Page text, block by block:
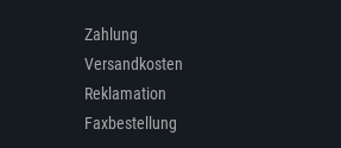
Zahlung
Versandkosten
Reklamation
Faxbestellung